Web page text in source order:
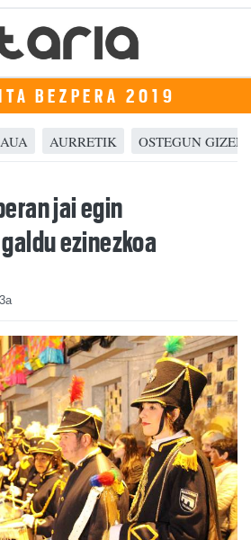
BEZPERA 2019
AURRETIK OSTEGUN
jai egin
ezinezkoa